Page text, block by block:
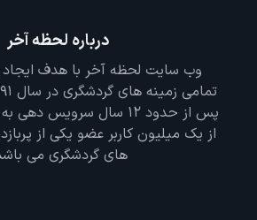
درباره لحظه آخر
وب سایت لحظه آخر با هدف ایجاد
پس از حدود 12 سال سرویس
از یک میلیون کاربر عضو یکی از
های گردشگری می